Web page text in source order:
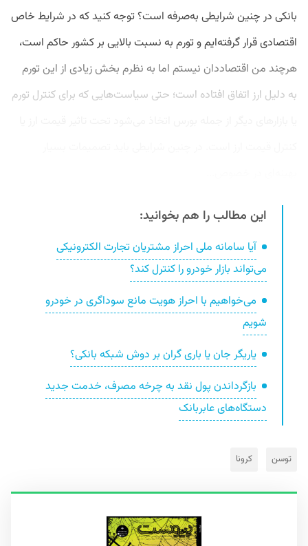
بانکی در چنین شرایطی به‌صرفه است؟ توجه کنید که در شرایط خاص
اقتصادی قرار گرفته‌ایم و تورم به نسبت بالایی بر کشور حاکم است،
هرچند من اقتصاددان نیستم اما به نظرم بخش زیادی از این تورم
به دلیل ارز اتفاق افتاده است؛ حتی سیاست‌هایی که برای کنترل تورم
این مطالب را هم بخوانید:
آیا سامانه ملی احراز مشتریان تجارت الکترونیکی
می‌تواند بازار خودرو را کنترل کند؟
می‌خواهیم با احراز هویت مانع سوداگری در خودرو
شویم
یاریگر جان یا باری گران بر دوش شبکه بانکی؟
بازگرداندن پول نقد به چرخه مصرف، خدمت جدید
دستگاه‌های عابربانک
توسن کرونا